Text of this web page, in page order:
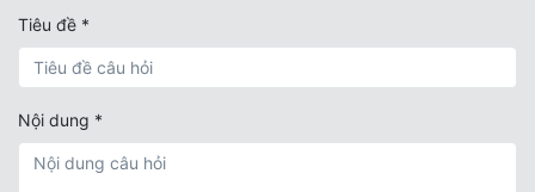
Tiêu đề *
Nội dung *